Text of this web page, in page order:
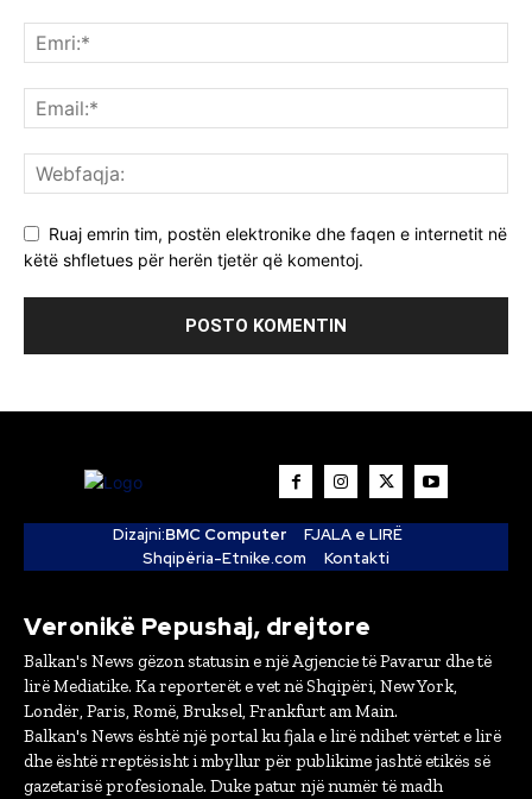
Ruaj emrin tim, postën elektronike dhe faqen e internetit në
këtë shfletues për herën tjetër që komentoj.
Dizajni:BMC Computer
FJALA e LIRË
Shqipëria-Etnike.com
Kontakti
Veronikë Pepushaj, drejtore
Balkan's News gëzon statusin e një Agjencie të Pavarur dhe të
lirë Mediatike. Ka reporterët e vet në Shqipëri, New York,
Londër, Paris, Romë, Bruksel, Frankfurt am Main.
Balkan's News është një portal ku fjala e lirë ndihet vërtet e lirë
dhe është rreptësisht i mbyllur për publikime jashtë etikës së
gazetarisë profesionale. Duke patur një numër të madh